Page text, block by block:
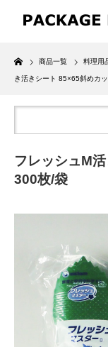
Home
商品一覧 料理用
き活きシート 85×65斜めカ
フレッシュM
300枚/袋